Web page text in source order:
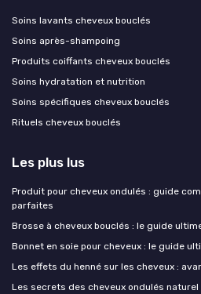
Soins lavants cheveux bouclés
Soins après-shampoing
Produits coiffants cheveux bouclés
Soins hydratation et nutrition
Soins spécifiques cheveux bouclés
Rituels cheveux bouclés
Les plus lus
Produit pour cheveux ondulés : guide
parfaites
Brosse à cheveux bouclés : le guide
Bonnet en soie pour cheveux : le guide
Les effets du henné sur les cheveux :
Les secrets des cheveux ondulés